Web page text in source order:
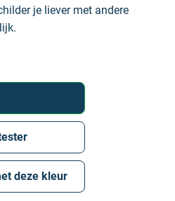
je liever met andere
deze kleur